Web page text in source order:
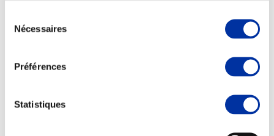
Nécessaires
Préférences
Statistiques
Alimentation de qualité, raisonnée et durable